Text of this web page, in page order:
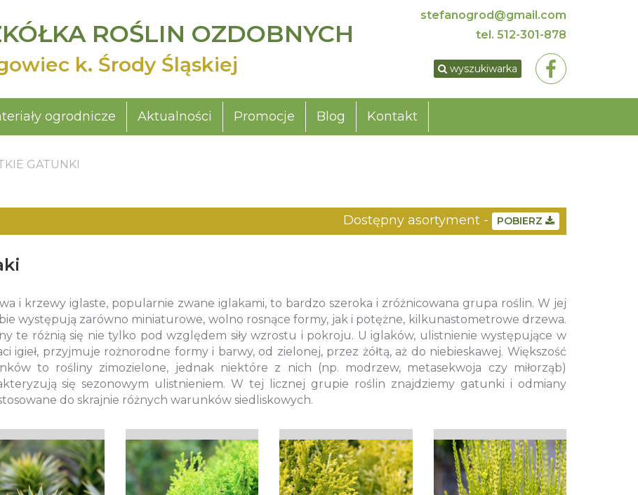
ROŚLIN OZDOBNYCH
k. Środy Śląskiej
stefanogrod@gmail.com
tel. 512-301-878
wyszukiwarka
ogrodnicze Aktualności Promocje Blog Kontakt
GATUNKI
Dostępny asortyment - POBIERZ
i krzewy iglaste, popularnie zwane iglakami, to bardzo szeroka i zróżnicowana grupa roślin. W jej
występują zarówno miniaturowe, wolno rosnące formy, jak i potężne, kilkunastometrowe drzewa.
te różnią się nie tylko pod względem siły wzrostu i pokroju. U iglaków, ulistnienie występujące w
igieł, przyjmuje rożnorodne formy i barwy, od zielonej, przez żółtą, aż do niebieskawej. Większość
to rośliny zimozielone, jednak niektóre z nich (np. modrzew, metasekwoja czy miłorząb)
się sezonowym ulistnieniem. W tej licznej grupie roślin znajdziemy gatunki i odmiany
do skrajnie różnych warunków siedliskowych.